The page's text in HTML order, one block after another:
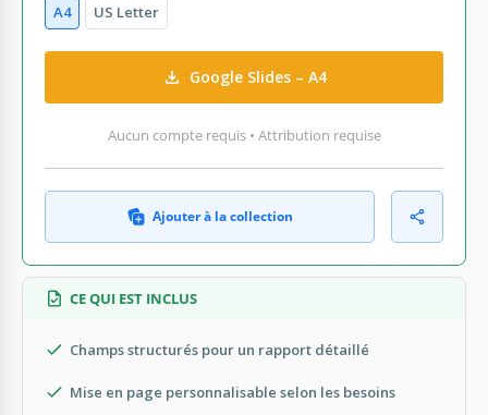
A4 US Letter
Google Slides – A4
Aucun compte requis • Attribution requise
Ajouter à la collection
CE QUI EST INCLUS
Champs structurés pour un rapport détaillé
Mise en page personnalisable selon les besoins